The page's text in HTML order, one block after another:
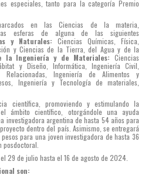
especiales, tanto para la categoría Premio
en las Ciencias de la materia,
esferas de alguna de las siguientes
y Naturales: Ciencias Químicas, Física,
y Ciencias de la Tierra, del Agua y de la
la Ingeniería y de Materiales: Ciencias
y Diseño, Informática, Ingeniería Civil,
Ingeniería de Alimentos y
Ingeniería y Tecnología de materiales,
científica, promoviendo y estimulando la
ámbito científico, otorgándole una ayuda
investigadora argentina de hasta 54 años para
dentro del país. Asimismo, se entregará
para una joven investigadora de hasta 36
posdoctoral.
29 de julio hasta el 16 de agosto de 2024.
son: